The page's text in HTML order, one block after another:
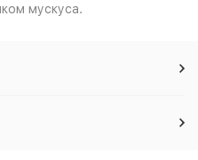
мускуса.